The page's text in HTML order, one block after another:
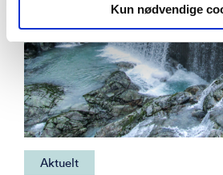
Kun nødvendige
Aktuelt